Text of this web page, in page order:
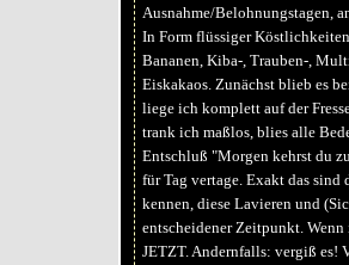
Ausnahme/Belohnungstagen,
In Form flüssiger
Bananen, Kiba-, Trauben-,
Eiskakaos. Zunächst blieb es
liege ich komplett auf der
trank ich maßlos, blies alle
Entschluß "Morgen kehrst du
für Tag vertage. Exakt das
kennen, diese Lavieren und
entscheidener Zeitpunkt.
JETZT. Andernfalls: vergiß es!